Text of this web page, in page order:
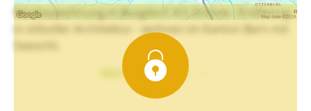
Neubauwohnung in Burgdorf: 4.5 Zimmer. Erstbezug
in stilvoller Architektur - wohnen im Kanton Bern mit
Seesicht.
Mehr Text sehen